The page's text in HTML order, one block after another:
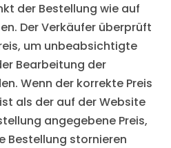
der Bestellung wie auf
Der Verkäufer überprüft
um unbeabsichtigte
Bearbeitung der
Wenn der korrekte Preis
als der auf der Website
angegebene Preis,
Bestellung stornieren